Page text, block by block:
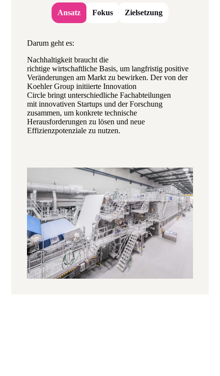
Ansatz Fokus Zielsetzung
Darum geht es:
Nachhaltigkeit braucht die
richtige wirtschaftliche Basis, um langfristig positive
Veränderungen am Markt zu bewirken. Der von der
Koehler Group initiierte Innovation
Circle bringt unterschiedliche Fachabteilungen
mit innovativen Startups und der Forschung
zusammen, um konkrete technische
Herausforderungen zu lösen und neue
Effizienzpotenziale zu nutzen.